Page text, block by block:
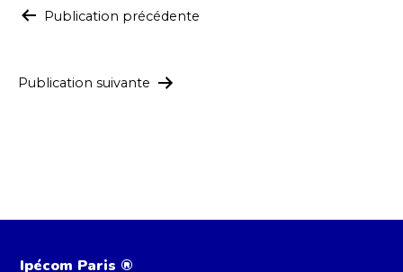
Navigation
l’article
Publication précédente
Publication suivante
Ipécom Paris ®